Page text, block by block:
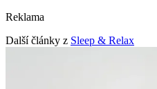
Reklama
Další články z Sleep & Relax